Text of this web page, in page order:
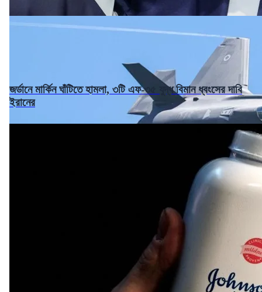
জর্ডানে মার্কিন ঘাঁটিতে হামলা, ৩টি এফ-৩৫ যুদ্ধ বিমান ধ্বংসের দাবি
ইরানের